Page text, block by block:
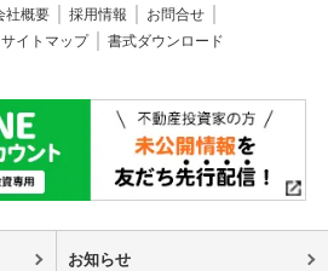
社概要 採用情報
お問合せ
サイトマップ 書式ダウンロード
お知らせ